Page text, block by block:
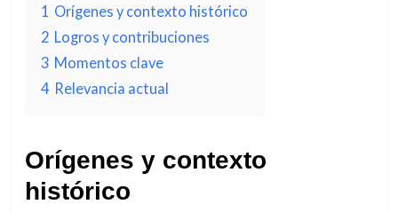
1 Orígenes y contexto histórico
2 Logros y contribuciones
3 Momentos clave
4 Relevancia actual
Orígenes y contexto
histórico